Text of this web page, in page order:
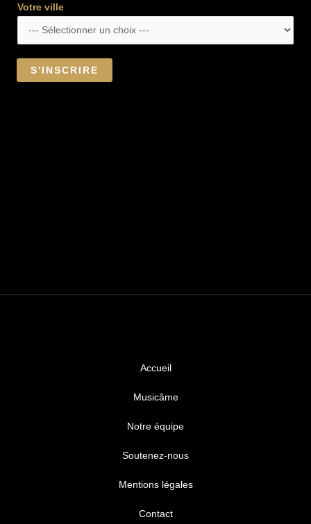
Votre ville
S'INSCRIRE
Accueil
Musicâme
Notre équipe
Soutenez-nous
Mentions légales
Contact